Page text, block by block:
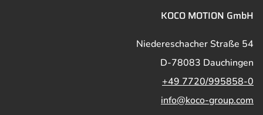
KOCO MOTION GmbH
Niedereschacher Straße 54
D-78083 Dauchingen
+49 7720/995858-0
info@koco-group.com